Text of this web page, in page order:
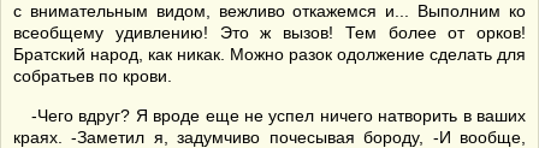
с внимательным видом, вежливо откажемся и... Выполним ко
всеобщему удивлению! Это ж вызов! Тем более от орков!
Братский народ, как никак. Можно разок одолжение сделать для
собратьев по крови.
-Чего вдруг? Я вроде еще не успел ничего натворить в ваших
краях. -Заметил я, задумчиво почесывая бороду, -И вообще,